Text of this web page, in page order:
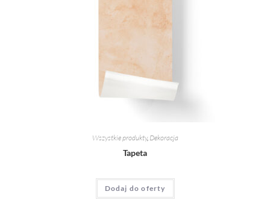
Wszystkie produkty, Dekoracja
Tapeta
Dodaj do oferty